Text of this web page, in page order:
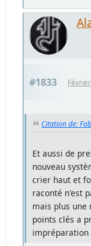
#1833
Citation de:
Et aussi de
nouveau
crier haut et
raconté n'est
mais plus une
points clés a
impréparation